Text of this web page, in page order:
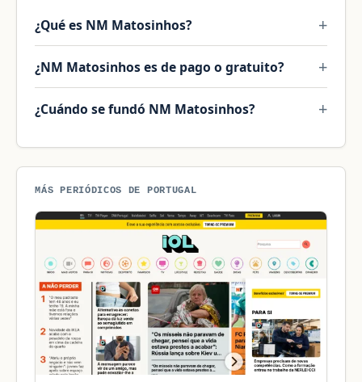
¿Qué es NM Matosinhos?
¿NM Matosinhos es de pago o gratuito?
¿Cuándo se fundó NM Matosinhos?
MÁS PERIÓDICOS DE PORTUGAL